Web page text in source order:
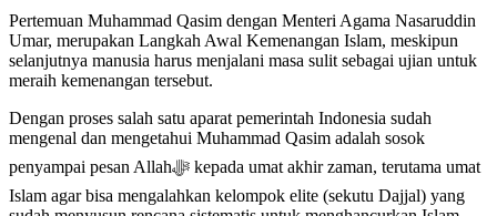
Pertemuan Muhammad Qasim dengan Menteri Agama Nasaruddin
Umar, merupakan Langkah Awal Kemenangan Islam, meskipun
selanjutnya manusia harus menjalani masa sulit sebagai ujian untuk
meraih kemenangan tersebut.
Dengan proses salah satu aparat pemerintah Indonesia sudah
mengenal dan mengetahui Muhammad Qasim adalah sosok
penyampai pesan Allahﷻ kepada umat akhir zaman, terutama umat
Islam agar bisa mengalahkan kelompok elite (sekutu Dajjal) yang